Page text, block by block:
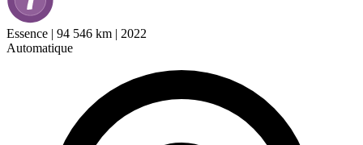
Essence | 94 546 km | 2022
Automatique